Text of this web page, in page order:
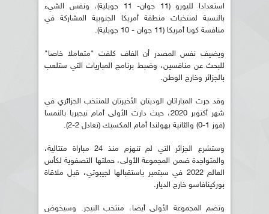
استعدادا لليورو (11 جوان- 11 جويلية)، ونفس الشيء
بالنسبة لمنتخبات منطقة أمريكا الجنوبية المشاركة في
منافسة كوبا أمريكا (11 جوان - 10 جويلية).
ويضيف نفس المصدر أن الفاف كلفت "متعاملا خاصا"
للبحث عن منافسين، وضبط برنامج المباريات التي ستلعب
بالجزائر وخارج الوطن.
وقد جرت المباراتان الوديتان الأخيرتان للمنتخب الجزائري في
شهر أكتوبر 2020، حيث دارت الأولى أمام نيجيريا بالنمسا
(فوز 1-0) والثانية بهولندا أمام المكسيك (تعادل 2-2).
وستشرع الجزائر التي لم تنهزم منذ 24 مباراة متتالية،
والمتواجدة ضمن المجموعة الأولى، حملتها التصفوية لكأس
العالم 2022 في سبتمبر باستقبالها لجيبوتي، قبل ملاقاة
بوركينافاسو خارج الديار.
وتضم المجموعة الأولى أيضا، منتخب النيجر. وسيخوض